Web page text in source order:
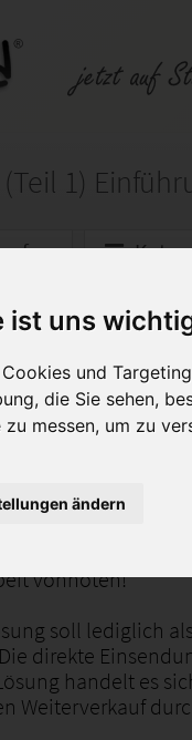
ist uns
und
die Sie sehen,
messen, um zu
ändern
Abitur SGD
ich meine
des
vonnöten!
soll lediglich
direkte
handelt es
Weiterverkauf